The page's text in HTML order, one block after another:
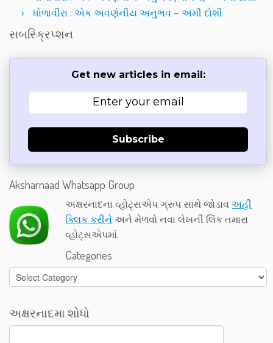
ધોળાવીરા : એક અવર્ણનીય અનુભવ – અમી દોશી
સબસ્ક્રિપ્શન
Get new articles in email:
Subscribe
Aksharnaad Whatsapp Group
અક્ષરનાદના વ્હોટ્સએપ ગ્રુપ સાથે જોડાવઅહીં
ક્લિક કરીને અને મેળવો નવા લેખની લિંક તમારા
વ્હોટ્સએપમાં.
Categories
Categories
અક્ષરનાદમા શોધો